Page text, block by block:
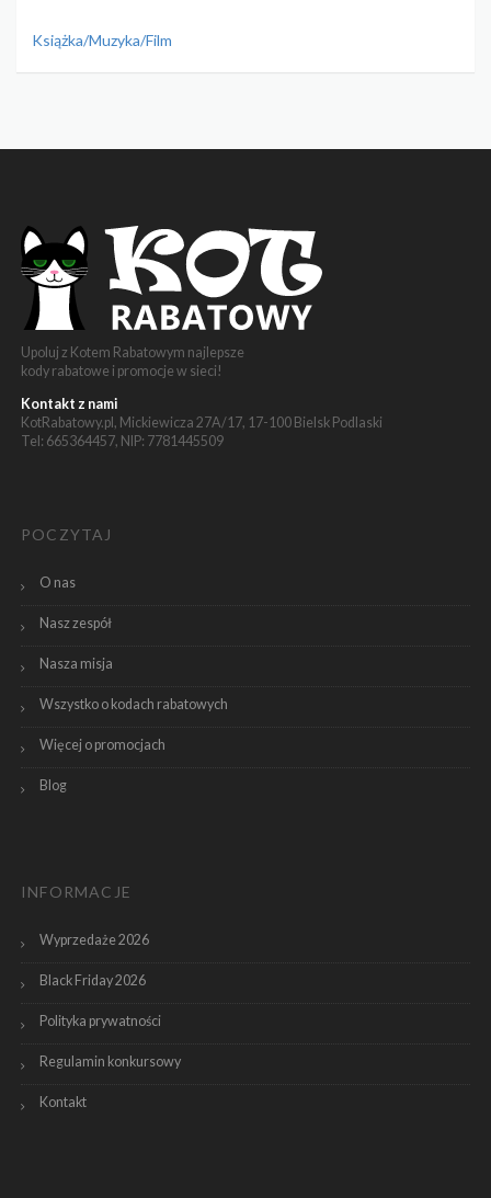
Książka/Muzyka/Film
Upoluj z Kotem Rabatowym najlepsze
kody rabatowe i promocje w sieci!
Kontakt z nami
KotRabatowy.pl, Mickiewicza 27A/17, 17-100 Bielsk Podlaski
Tel: 665364457, NIP: 7781445509
POCZYTAJ
O nas
Nasz zespół
Nasza misja
Wszystko o kodach rabatowych
Więcej o promocjach
Blog
INFORMACJE
Wyprzedaże 2026
Black Friday 2026
Polityka prywatności
Regulamin konkursowy
Kontakt